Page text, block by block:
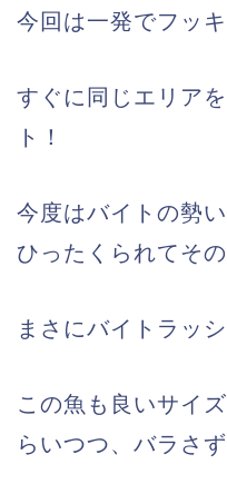
今回は一発でフッ
すぐに同じエリア
ト！
今度はバイトの勢
ひったくられてそ
まさにバイトラッシ
この魚も良いサイ
らいつつ、バラさ